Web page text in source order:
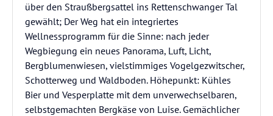
über den Straußbergsattel ins Rettenschwanger Tal
gewählt; Der Weg hat ein integriertes
Wellnessprogramm für die Sinne: nach jeder
Wegbiegung ein neues Panorama, Luft, Licht,
Bergblumenwiesen, vielstimmiges Vogelgezwitscher,
Schotterweg und Waldboden. Höhepunkt: Kühles
Bier und Vesperplatte mit dem unverwechselbaren,
selbstgemachten Bergkäse von Luise. Gemächlicher